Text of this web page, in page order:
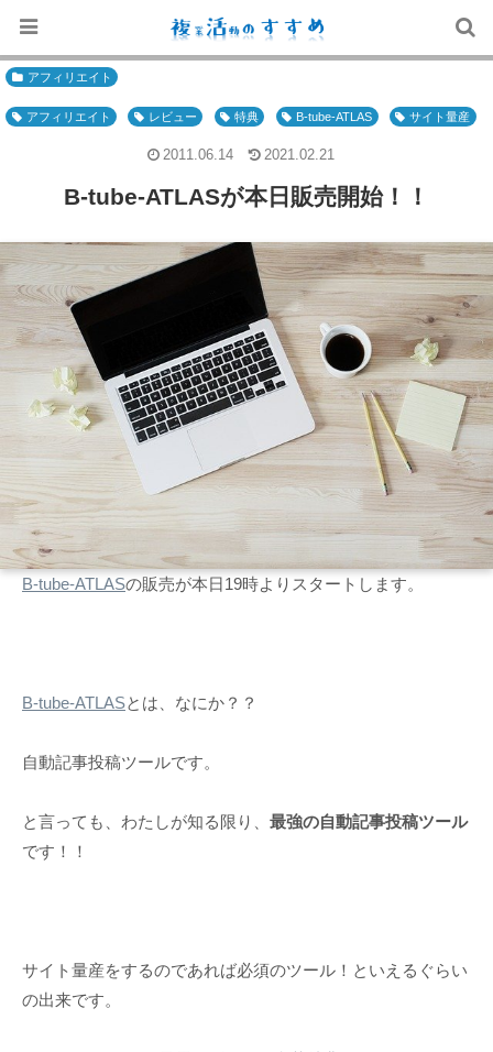
アフィリエイト
アフィリエイト レビュー 特典 B-tube-ATLAS サイト量産
B-tube-ATLASが本日販売開始！！
2011.06.14 2021.02.21
B-tube-ATLASの販売が本日19時よりスタートします。
B-tube-ATLASとは、なにか？？
自動記事投稿ツールです。
と言っても、わたしが知る限り、 最強の自動記事投稿ツール
です！！
サイト量産をするのであれば必須のツール！といえるぐらい
の出来です。